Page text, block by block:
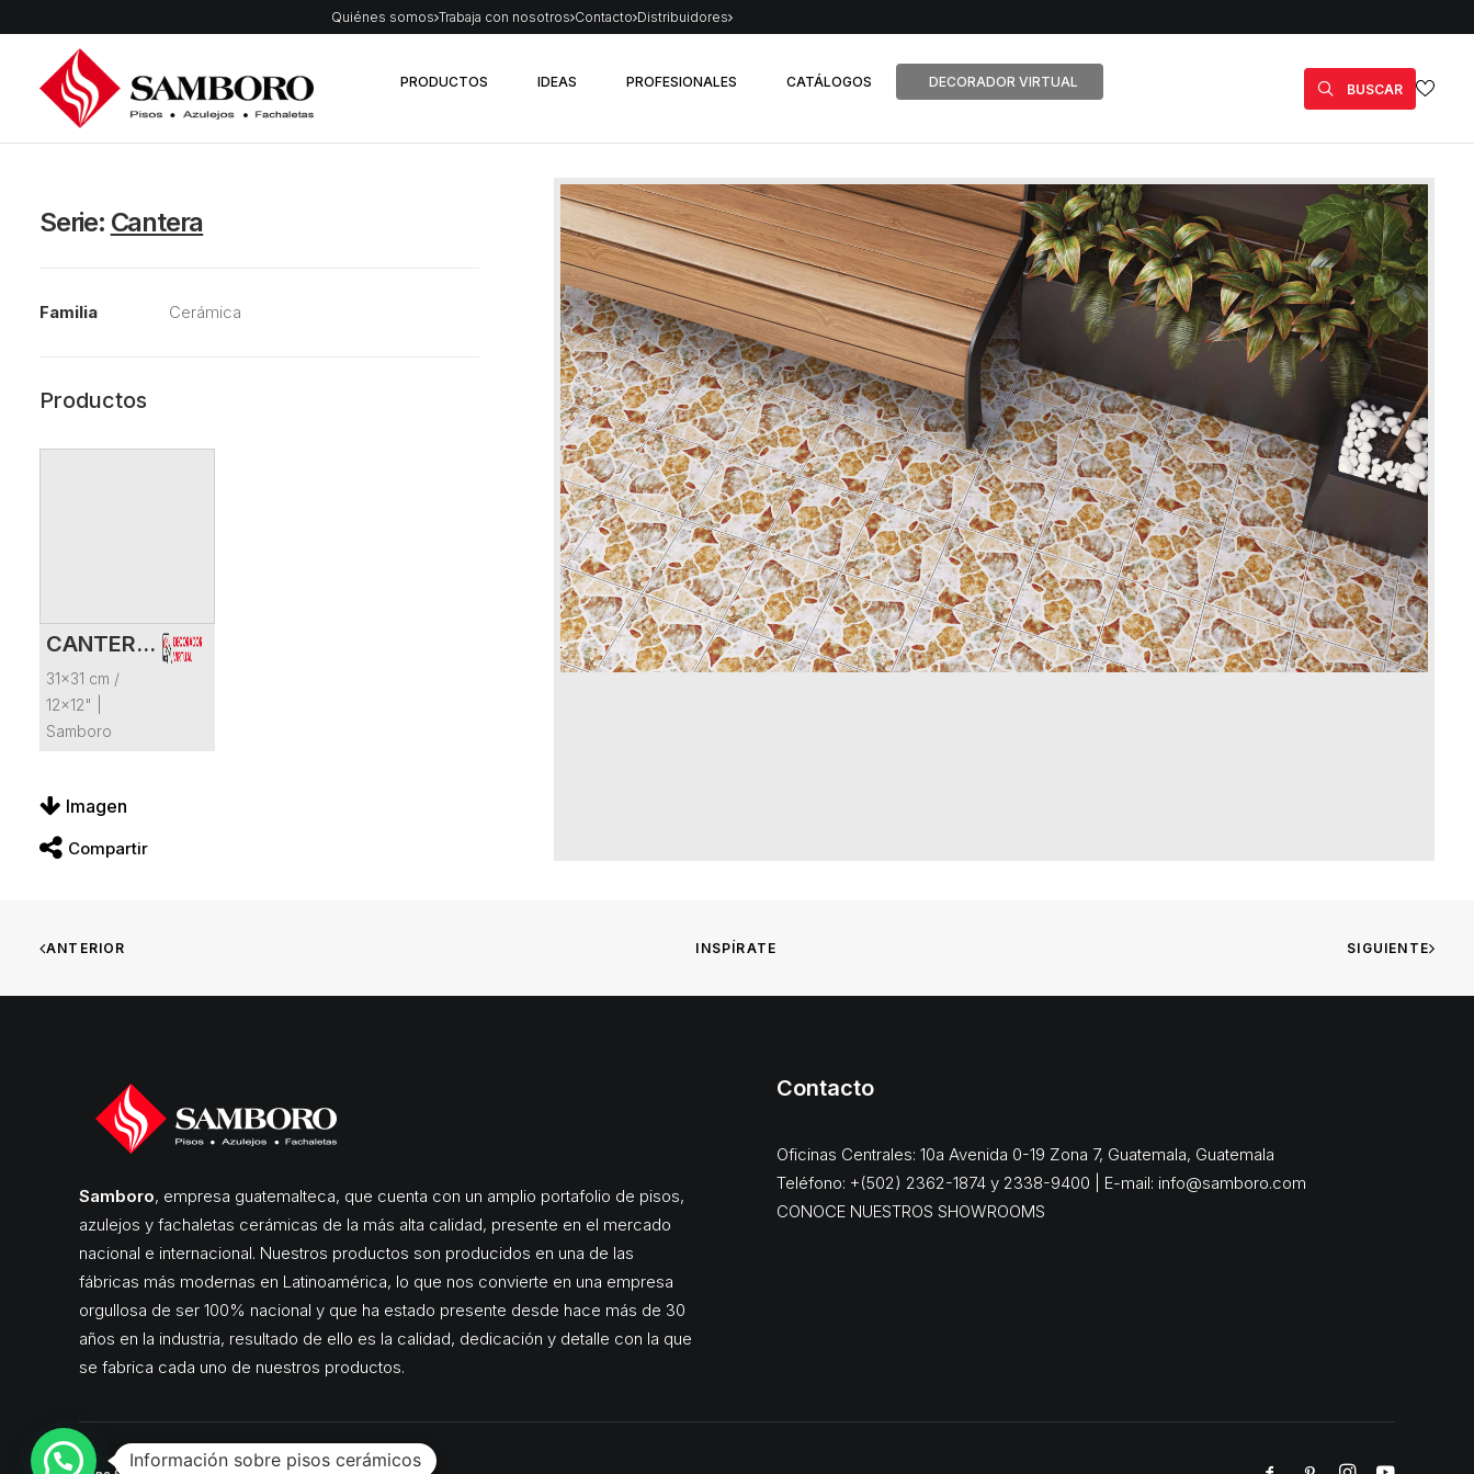
Quiénes somos Trabaja con nosotros Contacto Distribuidores
PRODUCTOS IDEAS PROFESIONALES CATÁLOGOS DECORADOR VIRTUAL BUSCAR
Serie: Cantera
Familia Cerámica
Productos
VER FICHA DEL PRODUCTO
CANTERA BLANCO
31x31 cm /
12x12"
Samboro
Imagen
Compartir
ANTERIOR INSPÍRATE SIGUIENTE
Samboro, empresa guatemalteca, que cuenta con un amplio portafolio de pisos,
azulejos y fachaletas cerámicas de la más alta calidad, presente en el mercado
nacional e internacional. Nuestros productos son producidos en una de las
fábricas más modernas en Latinoamérica, lo que nos convierte en una empresa
orgullosa de ser 100% nacional y que ha estado presente desde hace más de 30
años en la industria, resultado de ello es la calidad, dedicación y detalle con la que
se fabrica cada uno de nuestros productos.
Contacto
Oficinas Centrales: 10a Avenida 0-19 Zona 7, Guatemala, Guatemala
Teléfono: +(502) 2362-1874 y 2338-9400 | E-mail: info@samboro.com
CONOCE NUESTROS SHOWROOMS
Información sobre pisos cerámicos